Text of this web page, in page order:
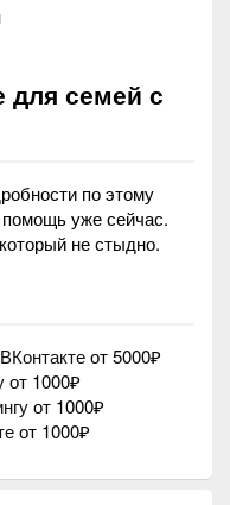
для семей с
по этому
уже сейчас.
не стыдно.
от 5000₽
от 1000₽
от 1000₽
от 1000₽